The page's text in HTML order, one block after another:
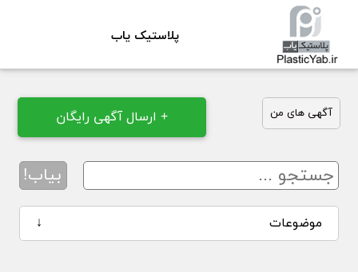
پلاستیک یاب
آگهی های من + ارسال آگهی رایگان
بیاب!
↓ موضوعات